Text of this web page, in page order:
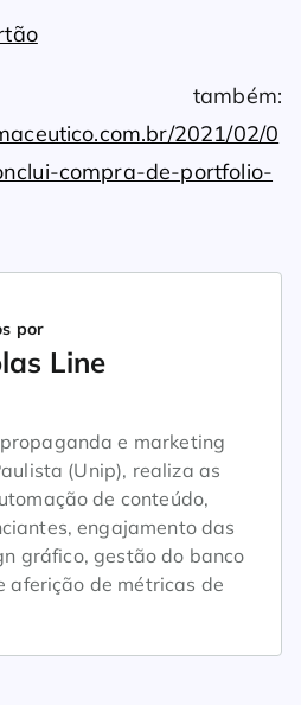
2021/02/0
compra-de-portfolio-
por
Line
e marketing
(Unip), realiza as
de conteúdo,
engajamento das
gráfico, gestão do banco
aferição de métricas de